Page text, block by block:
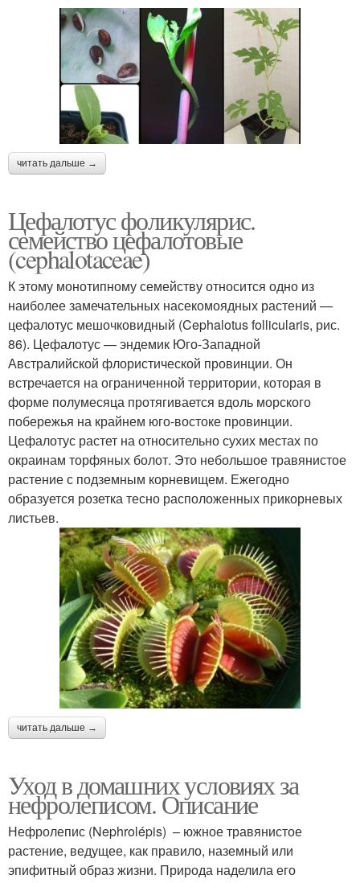
читать дальше →
Цефалотус фоликулярис.
семейство цефалотовые
(cephalotaceae)
К этому монотипному семейству относится одно из
наиболее замечательных насекомоядных растений —
цефалотус мешочковидный (Cephalotus follicularis, рис.
86). Цефалотус — эндемик Юго-Западной
Австралийской флористической провинции. Он
встречается на ограниченной территории, которая в
форме полумесяца протягивается вдоль морского
побережья на крайнем юго-востоке провинции.
Цефалотус растет на относительно сухих местах по
окраинам торфяных болот. Это небольшое травянистое
растение с подземным корневищем. Ежегодно
образуется розетка тесно расположенных прикорневых
листьев.
читать дальше →
Уход в домашних условиях за
нефролеписом. Описание
Нефролепис (Nephrolépis) – южное травянистое
растение, ведущее, как правило, наземный или
эпифитный образ жизни. Природа наделила его